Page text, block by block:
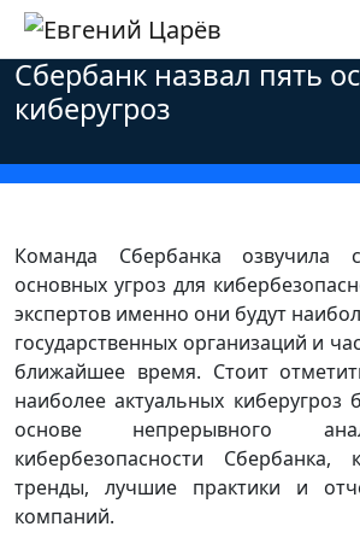
Главная»Новости»Персональные
Сбербанк назвал пять
киберугроз
Команда Сбербанка озвучила
основных угроз для
экспертов именно они будут
государственных организаций и
ближайшее время. Стоит
наиболее актуальных киберугроз
основе непрерывного
кибербезопасности Сбербанка,
тренды, лучшие практики и
компаний.